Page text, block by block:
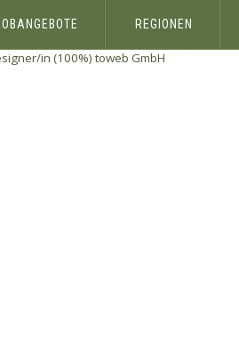
REGIONEN
in (100%) toweb GmbH